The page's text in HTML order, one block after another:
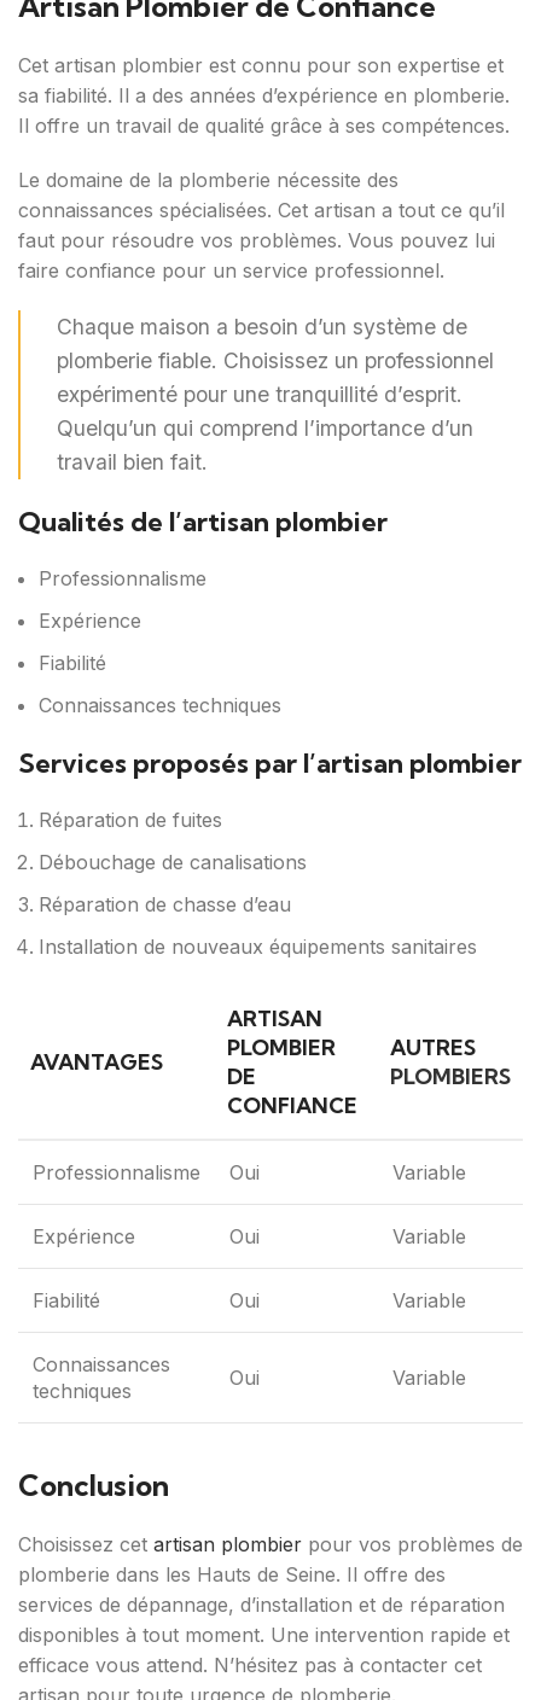
Cet artisan plombier est connu pour son expertise et
sa fiabilité. Il a des années d’expérience en plomberie.
Il offre un travail de qualité grâce à ses compétences.
Le domaine de la plomberie nécessite des
connaissances spécialisées. Cet artisan a tout ce qu’il
faut pour résoudre vos problèmes. Vous pouvez lui
faire confiance pour un service professionnel.
Chaque maison a besoin d’un système de
plomberie fiable. Choisissez un professionnel
expérimenté pour une tranquillité d’esprit.
Quelqu’un qui comprend l’importance d’un
travail bien fait.
Qualités de l’artisan plombier
Professionnalisme
Expérience
Fiabilité
Connaissances techniques
Services proposés par l’artisan plombier
Réparation de fuites
Débouchage de canalisations
Réparation de chasse d’eau
Installation de nouveaux équipements sanitaires
AVANTAGES
ARTISAN
PLOMBIER
DE
CONFIANCE
AUTRES
PLOMBIERS
Professionnalisme Oui Variable
Expérience Oui Variable
Fiabilité Oui Variable
Connaissances
techniques
Oui Variable
Conclusion
Choisissez cet artisan plombier pour vos problèmes de
plomberie dans les Hauts de Seine. Il offre des
services de dépannage, d’installation et de réparation
disponibles à tout moment. Une intervention rapide et
efficace vous attend. N’hésitez pas à contacter cet
artisan pour toute urgence de plomberie.